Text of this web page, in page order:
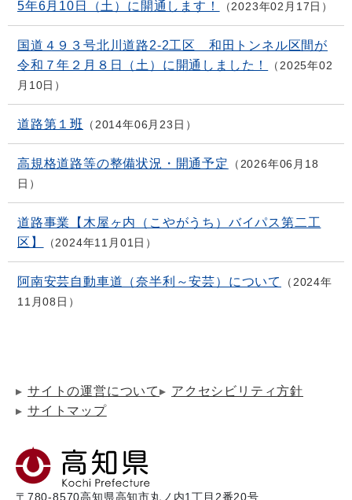
5年6月10日（土）に開通します！
2023年02月17日
国道４９３号北川道路2-2工区 和田トンネル区間が
令和７年２月８日（土）に開通しました！
2025年02
月10日
道路第１班 2014年06月23日
高規格道路等の整備状況・開通予定
2026年06月18
日
道路事業【木屋ヶ内（こやがうち）バイパス第二工
区】
2024年11月01日
阿南安芸自動車道（奈半利～安芸）について
2024年
11月08日
サイトの運営について
アクセシビリティ方針
サイトマップ
〒780-8570高知県高知市丸ノ内1丁目2番20号